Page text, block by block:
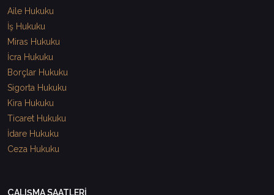
Aile Hukuku
İş Hukuku
Miras Hukuku
İcra Hukuku
Borçlar Hukuku
Sigorta Hukuku
Kira Hukuku
Ticaret Hukuku
İdare Hukuku
Ceza Hukuku
ÇALIŞMA SAATLERİ